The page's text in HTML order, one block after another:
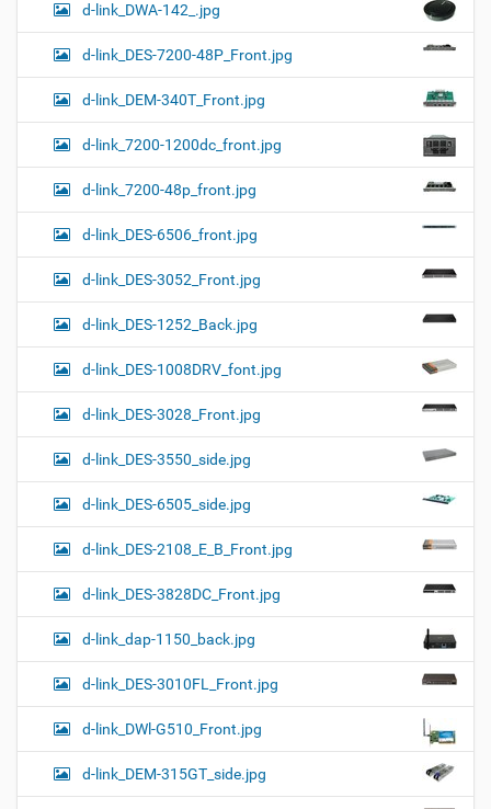
d-link_DWA-142_.jpg
d-link_DES-7200-48P_Front.jpg
d-link_DEM-340T_Front.jpg
d-link_7200-1200dc_front.jpg
d-link_7200-48p_front.jpg
d-link_DES-6506_front.jpg
d-link_DES-3052_Front.jpg
d-link_DES-1252_Back.jpg
d-link_DES-1008DRV_font.jpg
d-link_DES-3028_Front.jpg
d-link_DES-3550_side.jpg
d-link_DES-6505_side.jpg
d-link_DES-2108_E_B_Front.jpg
d-link_DES-3828DC_Front.jpg
d-link_dap-1150_back.jpg
d-link_DES-3010FL_Front.jpg
d-link_DWl-G510_Front.jpg
d-link_DEM-315GT_side.jpg